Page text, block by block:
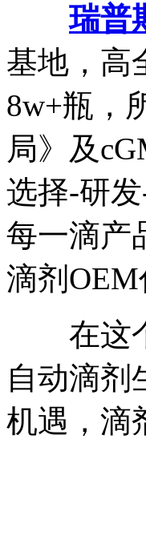
瑞普
基地，高
8w+瓶，
局》及
选择-研
每一滴产
滴剂OEM
在这个
自动滴剂
机遇，滴